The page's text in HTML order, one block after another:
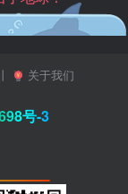
关于我们
号-3